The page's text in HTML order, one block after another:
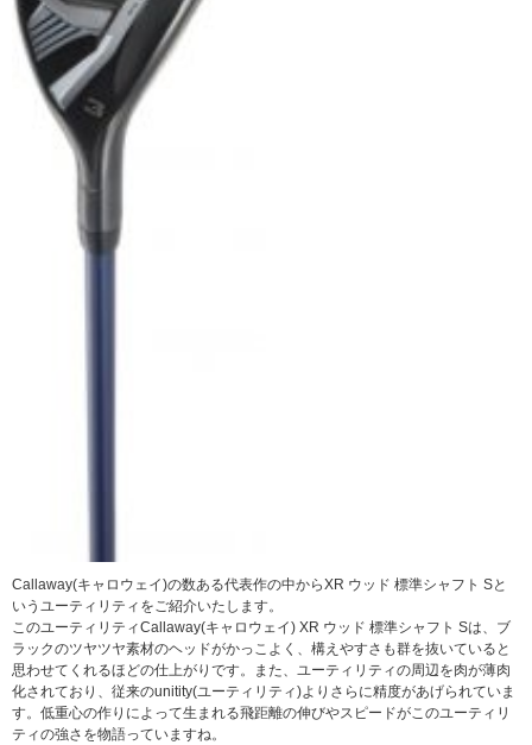
Callaway(キャロウェイ)の数ある代表作の中からXR ウッド 標準シャフト Sと
いうユーティリティをご紹介いたします。
このユーティリティCallaway(キャロウェイ) XR ウッド 標準シャフト Sは、ブ
ラックのツヤツヤ素材のヘッドがかっこよく、構えやすさも群を抜いていると
思わせてくれるほどの仕上がりです。また、ユーティリティの周辺を肉が薄肉
化されており、従来のunitity(ユーティリティ)よりさらに精度があげられていま
す。低重心の作りによって生まれる飛距離の伸びやスピードがこのユーティリ
ティの強さを物語っていますね。